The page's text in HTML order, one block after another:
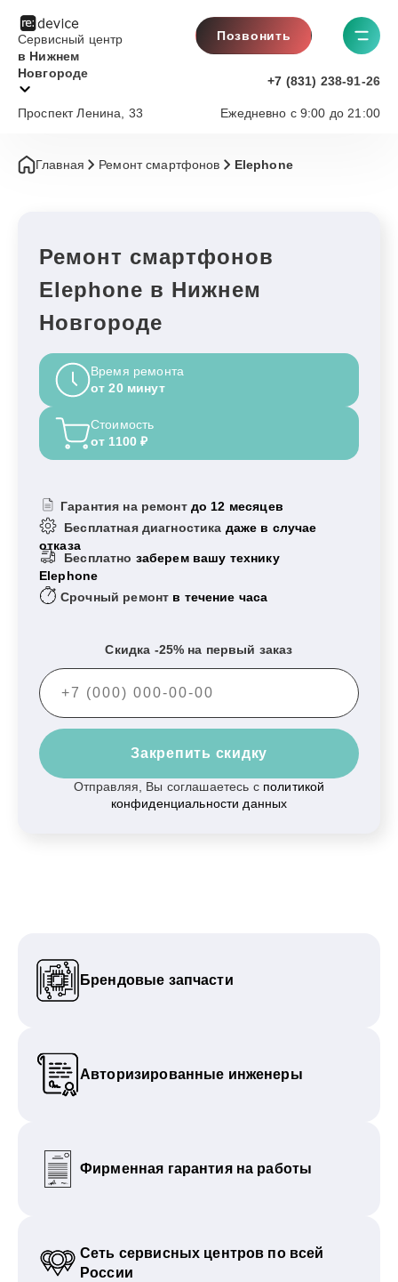
Сервисный центр
в Нижнем
Новгороде
Позвонить
+7 (831) 238-91-26
Ежедневно с 9:00 до 21:00
Проспект Ленина, 33
Главная Ремонт смартфонов Elephone
Ремонт смартфонов
Elephone в Нижнем
Новгороде
Время ремонта
от 20 минут
Стоимость
от 1100 ₽
Гарантия на ремонт до 12 месяцев
Бесплатная диагностика даже в случае
отказа
Бесплатно заберем вашу технику
Elephone
Срочный ремонт в течение часа
Скидка -25% на первый заказ
Закрепить скидку
Отправляя, Вы соглашаетесь с политикой
конфиденциальности данных
Брендовые запчасти
Авторизированные инженеры
Фирменная гарантия на работы
Сеть сервисных центров по всей
России